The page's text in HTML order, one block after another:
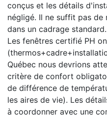
conçus et les détails
négligé. Il ne suffit pas
dans un cadrage
Les fenêtres certifié PH
Québec nous devrions
critère de confort
de différence de
les aires de vie). Les
à coordonner avec une